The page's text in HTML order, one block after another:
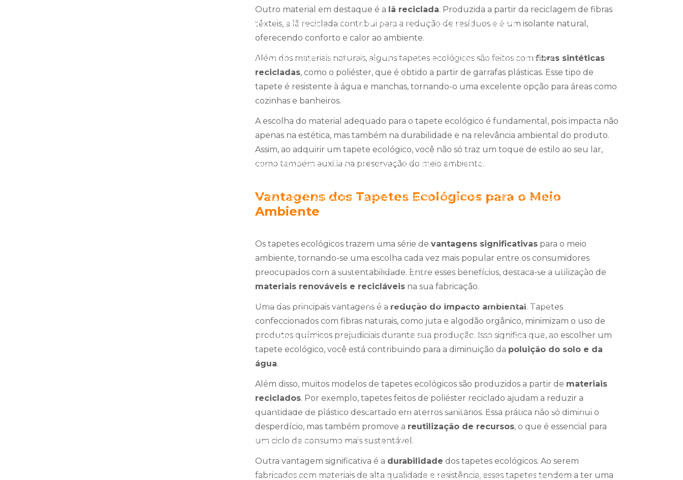
CAPACHO PERSONALIZADO PARA EMPRESAS: COMO ESCOLHER O IDEAL
CAPACHO PERSONALIZADO PARA EMPRESAS: COMO ESCOLHER O IDEAL PARA SUA MARCA
CAPACHO PERSONALIZADO PARA EMPRESAS: COMO ESCOLHER O IDEAL PARA SUA MARCA
CAPACHO PERSONALIZADO PARA EMPRESAS: SUA MARCA NA ENTRADA
CAPACHO PERSONALIZADO: MELHORE A IMAGEM DA SUA EMPRESA E FORTALEÇA SEU BRANDING
CAPACHO PERSONALIZADO: VALORIZE A IMAGEM DA SUA EMPRESA COM ESTILO E PROFISSIONALISMO
CAPACHOS PERSONALIZADOS PARA EMPRESAS: COMO VALORIZAR A IMAGEM DA SUA MARCA COM ESTILO
CAPACHOS PERSONALIZADOS: AUMENTE A CREDIBILIDADE DA SUA EMPRESA E CONQUISTE CLIENTES
CAPACHOS PERSONALIZADOS: COMO VALORIZAR A IMAGEM DA SUA EMPRESA COM ESTILO
CAPACHOS PERSONALIZADOS: ESTRATÉGIAS PARA VALORIZAR E FORTALECER A IMAGEM DA SUA EMPRESA
CAPACHOS PERSONALIZADOS: IMPACTE A IMAGEM DA SUA EMPRESA E ENCANTE SEUS VISITANTES
Outro material em destaque é a lã reciclada. Produzida a partir da reciclagem de fibras
têxteis, a lã reciclada contribui para a redução de resíduos e é um isolante natural,
oferecendo conforto e calor ao ambiente.
Além dos materiais naturais, alguns tapetes ecológicos são feitos com fibras sintéticas
recicladas, como o poliéster, que é obtido a partir de garrafas plásticas. Esse tipo de
tapete é resistente à água e manchas, tornando-o uma excelente opção para áreas como
cozinhas e banheiros.
A escolha do material adequado para o tapete ecológico é fundamental, pois impacta não
apenas na estética, mas também na durabilidade e na relevância ambiental do produto.
Assim, ao adquirir um tapete ecológico, você não só traz um toque de estilo ao seu lar,
como também auxilia na preservação do meio ambiente.
Vantagens dos Tapetes Ecológicos para o Meio
Ambiente
Os tapetes ecológicos trazem uma série de vantagens significativaspara o meio
ambiente, tornando-se uma escolha cada vez mais popular entre os consumidores
preocupados com a sustentabilidade. Entre esses benefícios, destaca-se a utilização de
materiais renováveis e recicláveisna sua fabricação.
Uma das principais vantagens é a redução do impacto ambiental. Tapetes
confeccionados com fibras naturais, como juta e algodão orgânico, minimizam o uso de
produtos químicos prejudiciais durante sua produção. Isso significa que, ao escolher um
tapete ecológico, você está contribuindo para a diminuição da poluição do solo e da
água.
Além disso, muitos modelos de tapetes ecológicos são produzidos a partir de materiais
reciclados. Por exemplo, tapetes feitos de poliéster reciclado ajudam a reduzir a
quantidade de plástico descartado em aterros sanitários. Essa prática não só diminui o
desperdício, mas também promove a reutilização de recursos, o que é essencial para
um ciclo de consumo mais sustentável.
Outra vantagem significativa é a durabilidade dos tapetes ecológicos. Ao serem
fabricados com materiais de alta qualidade e resistência, esses tapetes tendem a ter uma